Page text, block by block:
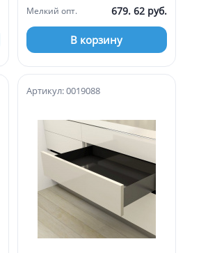
Мелкий опт. 679. 62 руб.
В корзину
Артикул: 0019088